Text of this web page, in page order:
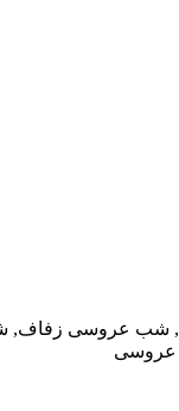
شب عروسی زفاف,
عروسی